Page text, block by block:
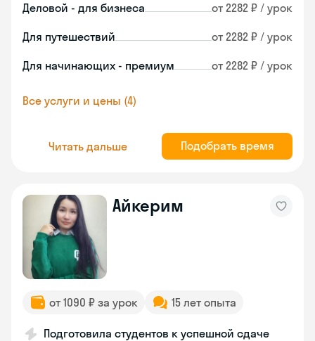
Деловой - для бизнеса от 2282 ₽ / урок
Для путешествий от 2282 ₽ / урок
Для начинающих - премиум от 2282 ₽ / урок
Все услуги и цены (4)
Читать дальше Подобрать время
Айкерим
от 1090 ₽ за урок 15 лет опыта
Подготовила студентов к успешной сдаче